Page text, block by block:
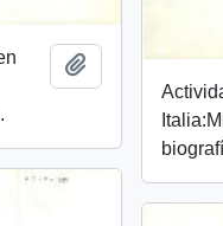
Añadir al